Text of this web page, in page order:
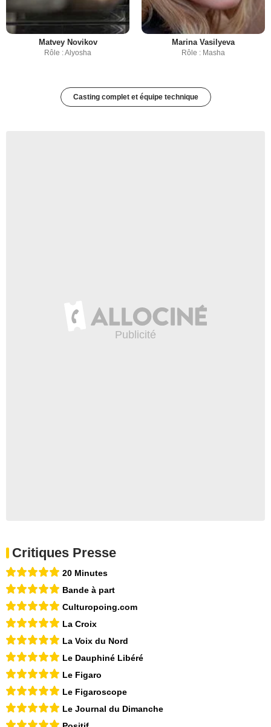
Matvey Novikov
Rôle : Alyosha
Marina Vasilyeva
Rôle : Masha
Casting complet et équipe technique
Critiques Presse
20 Minutes
Bande à part
Culturopoing.com
La Croix
La Voix du Nord
Le Dauphiné Libéré
Le Figaro
Le Figaroscope
Le Journal du Dimanche